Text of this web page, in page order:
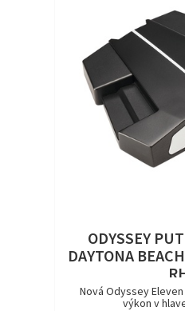
ODYSSEY
DAYTONA
Nová Odyssey
výkon v